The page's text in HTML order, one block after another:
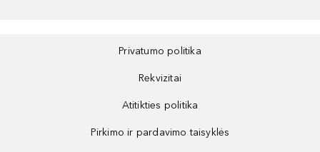
Privatumo politika
Rekvizitai
Atitikties politika
Pirkimo ir pardavimo taisyklės